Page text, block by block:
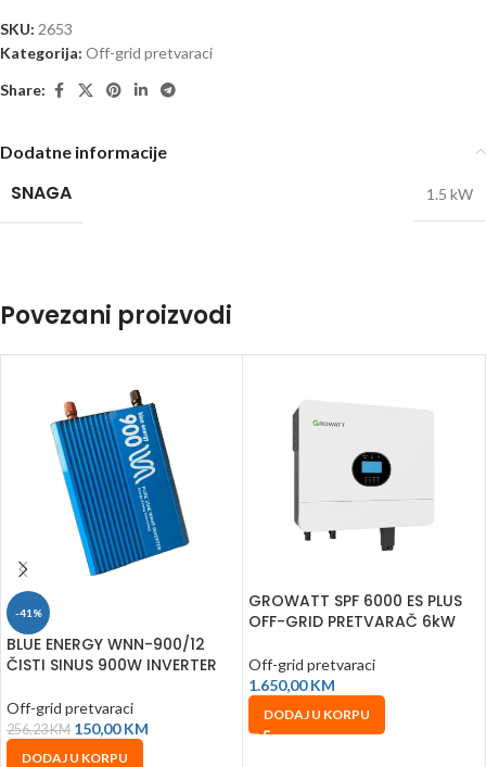
SKU: 2653
Kategorija: Off-grid pretvaraci
Share:
Dodatne informacije
SNAGA 1.5 kW
Povezani proizvodi
-41%
BLUE ENERGY WNN-900/12
ČISTI SINUS 900W INVERTER
Off-grid pretvaraci
256,23KM 150,00KM
DODAJ U KORPU
GROWATT SPF 6000 ES PLUS
OFF-GRID PRETVARAČ 6kW
Off-grid pretvaraci
1.650,00KM
DODAJ U KORPU